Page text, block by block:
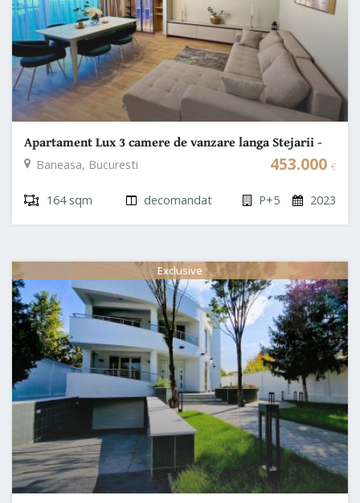
Apartament Lux 3 camere de vanzare langa Stejarii -
Baneasa - Sector 1
Baneasa, Bucuresti 453.000 €
164 sqm decomandat P+5 2023
Exclusive